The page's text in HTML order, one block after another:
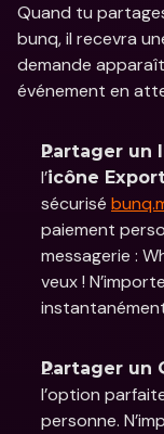
Quand tu
bunq, il recevra
demande
événement en
Partager un
l’icône
sécurisé
paiement
messagerie :
veux !
Partager un
l’option
personne.